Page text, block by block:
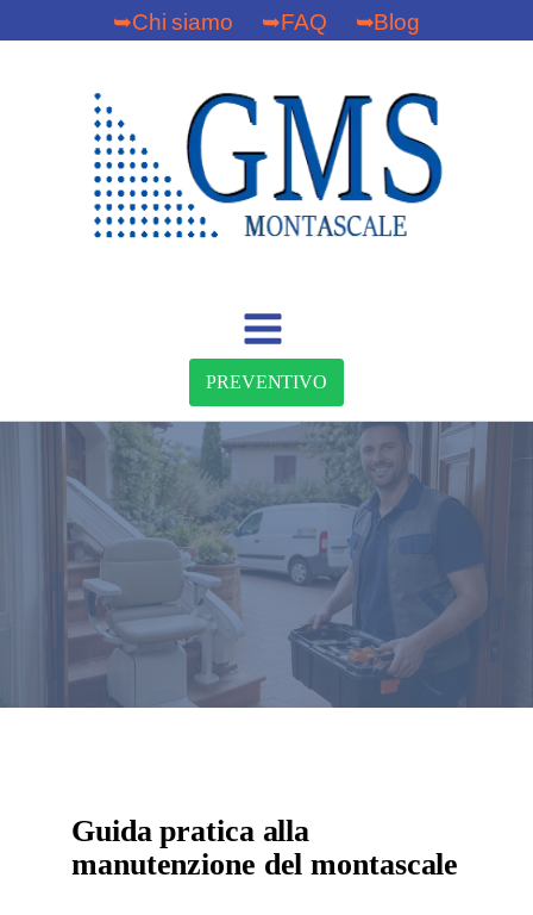
➥Chi siamo ➥FAQ ➥Blog
PREVENTIVO
Guida pratica alla
manutenzione del montascale